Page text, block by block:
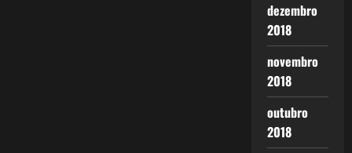
dezembro
2018
novembro
2018
outubro
2018